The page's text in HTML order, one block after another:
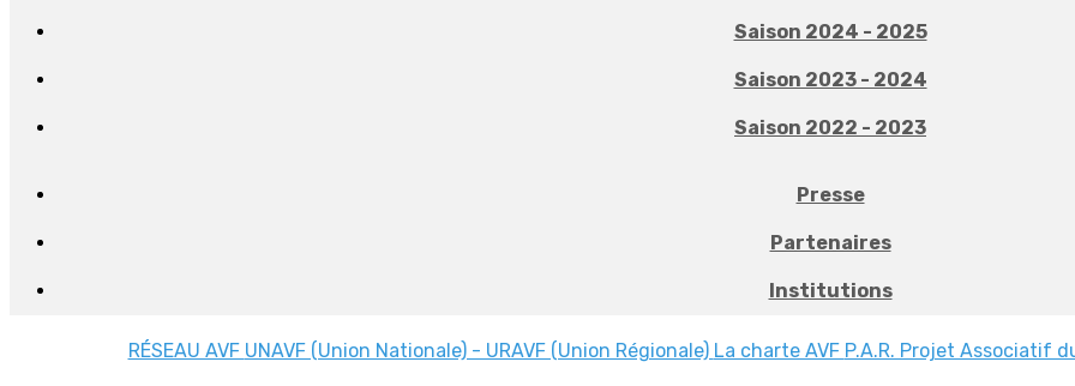
Saison 2024 - 2025
Saison 2023 - 2024
Saison 2022 - 2023
Presse
Partenaires
Institutions
RÉSEAU AVF UNAVF (Union Nationale) - URAVF (Union Régionale) La charte AVF P.A.R. Projet Associatif